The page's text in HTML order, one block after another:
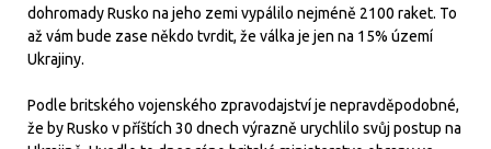
dohromady Rusko na jeho zemi vypálilo nejméně 2100 raket. To
až vám bude zase někdo tvrdit, že válka je jen na 15% území
Ukrajiny.
Podle britského vojenského zpravodajství je nepravděpodobné,
že by Rusko v příštích 30 dnech výrazně urychlilo svůj postup na